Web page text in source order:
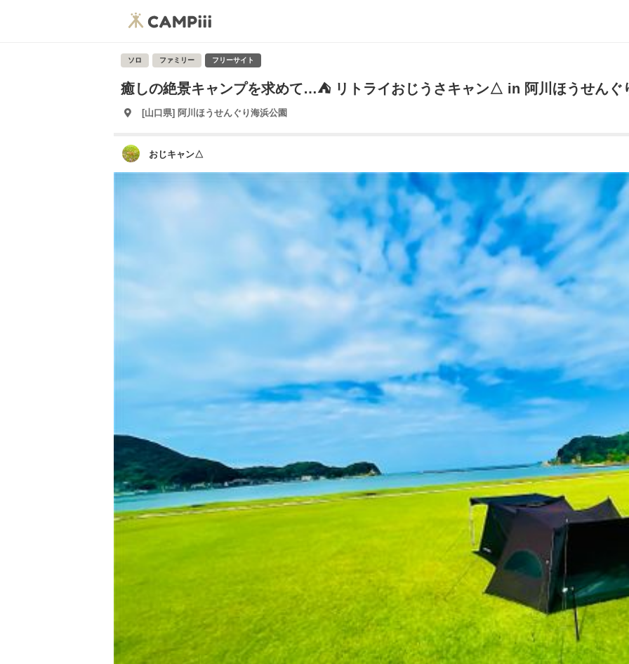
ソロ ファミリー フリーサイト
癒しの絶景キャンプを求めて…⛺️ リトライおじうさキャン△ in 阿川ほうせんぐ
[山口県] 阿川ほうせんぐり海浜公園
おじキャン△